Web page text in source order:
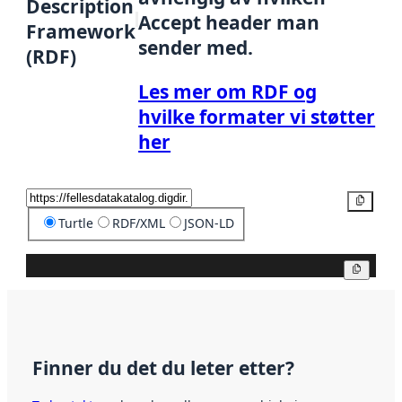
Description
Framework
(RDF)
Accept header man
sender med.
Les mer om RDF og
hvilke formater vi støtter
her
Turtle RDF/XML JSON-LD
Finner du det du leter etter?